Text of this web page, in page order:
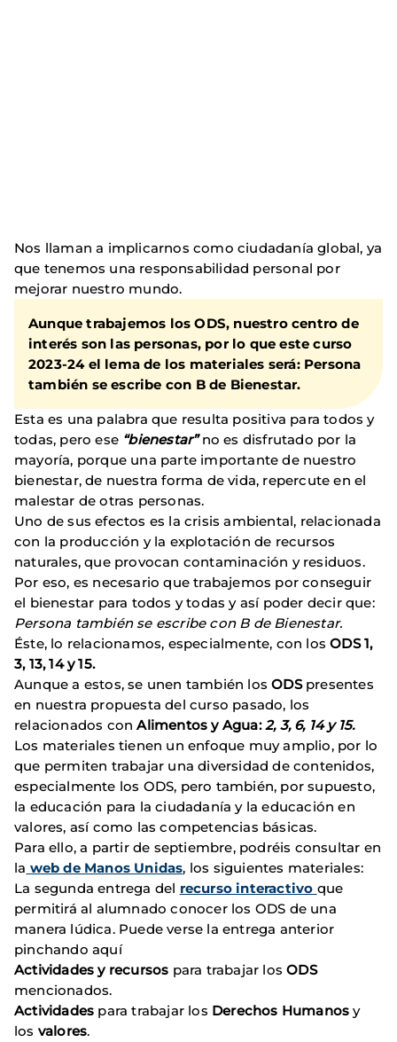
Nos llaman a implicarnos como ciudadanía global, ya
que tenemos una responsabilidad personal por
mejorar nuestro mundo.
Aunque trabajemos los ODS, nuestro centro de
interés son las personas, por lo que este curso
2023-24 el lema de los materiales será: Persona
también se escribe con B de Bienestar.
Esta es una palabra que resulta positiva para todos y
todas, pero ese “bienestar”no es disfrutado por la
mayoría, porque una parte importante de nuestro
bienestar, de nuestra forma de vida, repercute en el
malestar de otras personas.
Uno de sus efectos es la crisis ambiental, relacionada
con la producción y la explotación de recursos
naturales, que provocan contaminación y residuos.
Por eso, es necesario que trabajemos por conseguir
el bienestar para todos y todas y así poder decir que:
Persona también se escribe con B de Bienestar.
Éste, lo relacionamos, especialmente, con losODS 1,
3, 13, 14 y 15.
Aunque a estos, se unen también losODS presentes
en nuestra propuesta del curso pasado, los
relacionados conAlimentos y Agua: 2, 3, 6, 14 y 15.
Los materiales tienen un enfoque muy amplio, por lo
que permiten trabajar una diversidad de contenidos,
especialmente los ODS, pero también, por supuesto,
la educación para la ciudadanía y la educación en
valores, así como las competencias básicas.
Para ello, a partir de septiembre, podréis consultar en
la web de Manos Unidas, los siguientes materiales:
La segunda entrega del recurso interactivo que
permitirá al alumnado conocer los ODS de una
manera lúdica. Puede verse la entrega anterior
pinchando aquí
Actividades y recursos para trabajar losODS
mencionados.
Actividades para trabajar los Derechos Humanos y
los valores.